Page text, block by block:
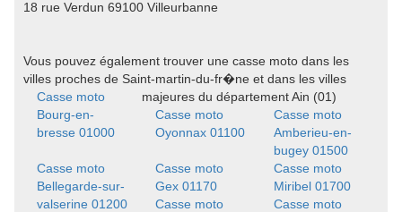
18 rue Verdun 69100 Villeurbanne
Vous pouvez également trouver une casse moto dans les
villes proches de Saint-martin-du-fr�ne et dans les villes
majeures du département Ain (01)
Casse moto
Bourg-en-
bresse 01000
Casse moto
Oyonnax 01100
Casse moto
Amberieu-en-
bugey 01500
Casse moto
Bellegarde-sur-
valserine 01200
Casse moto
Gex 01170
Casse moto
Miribel 01700
Casse moto
Casse moto